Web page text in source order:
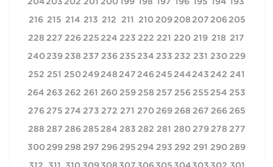
193
194
195
196
197
198
199
200
201
202
203
204
205
206
207
208
209
210
211
212
213
214
215
216
217
218
219
220
221
222
223
224
225
226
227
228
229
230
231
232
233
234
235
236
237
238
239
240
241
242
243
244
245
246
247
248
249
250
251
252
253
254
255
256
257
258
259
260
261
262
263
264
265
266
267
268
269
270
271
272
273
274
275
276
277
278
279
280
281
282
283
284
285
286
287
288
289
290
291
292
293
294
295
296
297
298
299
300